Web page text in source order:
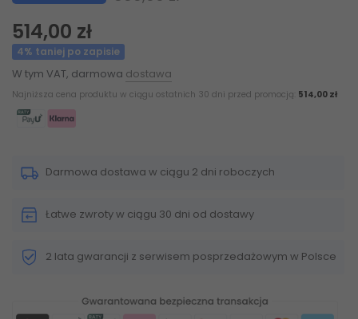
514,00 zł
4% taniej po zapisie
W tym VAT, darmowa dostawa
Najniższa cena produktu w ciągu ostatnich 30 dni przed promocją: 514,00 zł
Darmowa dostawa w ciągu 2 dni roboczych
Łatwe zwroty w ciągu 30 dni od dostawy
2 lata gwarancji z serwisem posprzedażowym w Polsce